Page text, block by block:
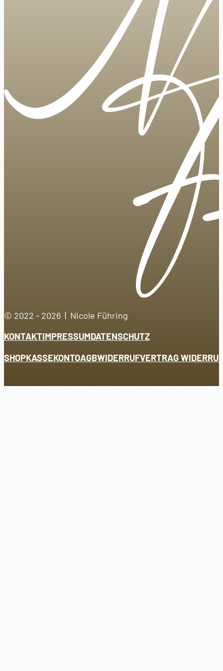
© 2022 - 2026 | Nicole Führing
KONTAKTIMPRESSUMDATENSCHUTZ
SHOPKASSEKONTOAGBWIDERRUFVERTRAG